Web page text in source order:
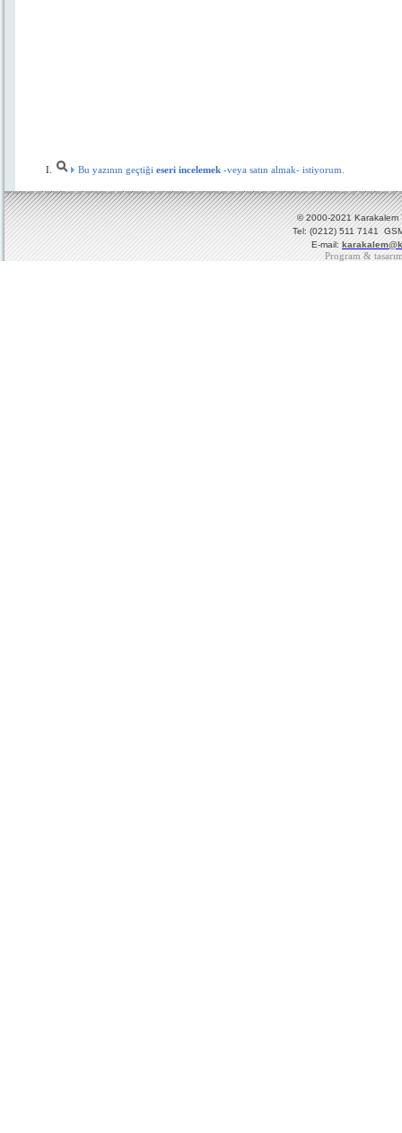
Bu yazının geçtiği eseri incelemek -veya satın almak- istiyorum.
© 2000-2021 Karakalem
Tel: (0212) 511 7141
E-mail:
Program &